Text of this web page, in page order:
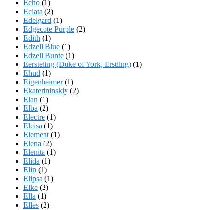
Echo (1)
Eclata (2)
Edelgard (1)
Edgecote Purple (2)
Edith (1)
Edzell Blue (1)
Edzell Bunte (1)
Eersteling (Duke of York, Erstling) (1)
Ehud (1)
Eigenheimer(1)
Ekaterininskiy (2)
Elan (1)
Elba (2)
Electre (1)
Eleisa (1)
Element (1)
Elena (2)
Elenita (1)
Elida (1)
Elin (1)
Elipsa (1)
Elke (2)
Ella (1)
Elles (2)